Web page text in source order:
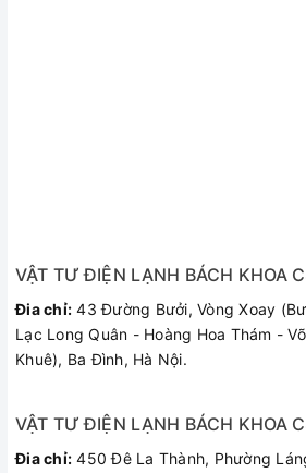
VẬT TƯ ĐIỆN LẠNH BÁCH KHOA
Đia chỉ: 43 Đường Bưởi, Vòng Xoay
Lạc Long Quân - Hoàng Hoa Thám -
Khuê), Ba Đình, Hà Nội.
VẬT TƯ ĐIỆN LẠNH BÁCH KHOA
Đia chỉ: 450 Đê La Thành, Phường